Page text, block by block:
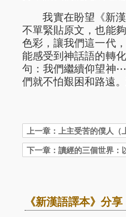
我實在盼望《新
不單緊貼原文，也能
色彩，讓我們這一代
能感受到神話語的轉
句：我們繼續仰望神
們就不怕艱困和路遠
《新漢語譯本》分享